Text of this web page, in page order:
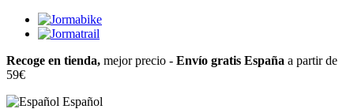
Recoge en tienda, mejor precio - Envío gratis España a partir de
59€
Español